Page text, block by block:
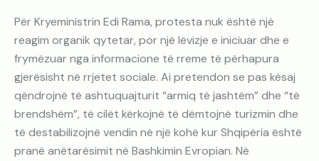
Për Kryeministrin Edi Rama, protesta nuk është një
reagim organik qytetar, por një lëvizje e iniciuar dhe e
frymëzuar nga informacione të rreme të përhapura
gjerësisht në rrjetet sociale. Ai pretendon se pas kësaj
qëndrojnë të ashtuquajturit “armiq të jashtëm” dhe “të
brendshëm”, të cilët kërkojnë të dëmtojnë turizmin dhe
të destabilizojnë vendin në një kohë kur Shqipëria është
pranë anëtarësimit në Bashkimin Evropian. Në